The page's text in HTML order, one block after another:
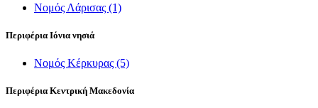
Νομός Λάρισας (1)
Περιφέρια Ιόνια νησιά
Νομός Κέρκυρας (5)
Περιφέρια Κεντρική Μακεδονία